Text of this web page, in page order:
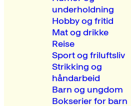
underholdning
Hobby og fritid
Mat og drikke
Reise
Sport og friluftsliv
Strikking og
håndarbeid
Barn og ungdom
Bokserier for barn